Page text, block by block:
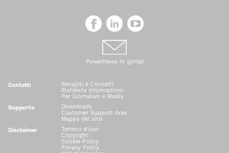
PowerNews in @mail
Contatti
Recapiti e Contatti
Richiesta informazioni
Per Giornalisti e Media
Supporto
Downloads
Customer Support Area
Mappa del sito
Disclaimer
Termini d'uso
Copyright
Cookie Policy
Privacy Policy